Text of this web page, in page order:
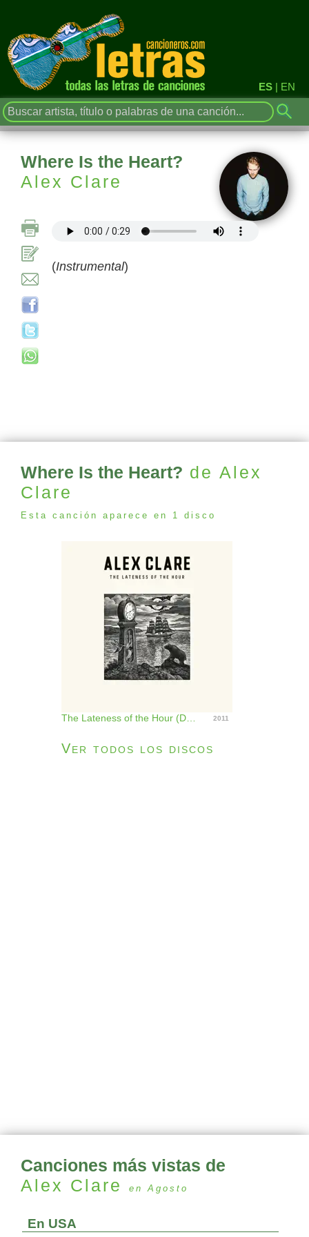
ES | EN
Where Is the Heart?
Alex Clare
(Instrumental)
Where Is the Heart? de Alex
Clare
Esta canción aparece en 1 disco
2011
Ver todos los discos
Canciones más vistas de
Alex Clare
en Agosto
En USA